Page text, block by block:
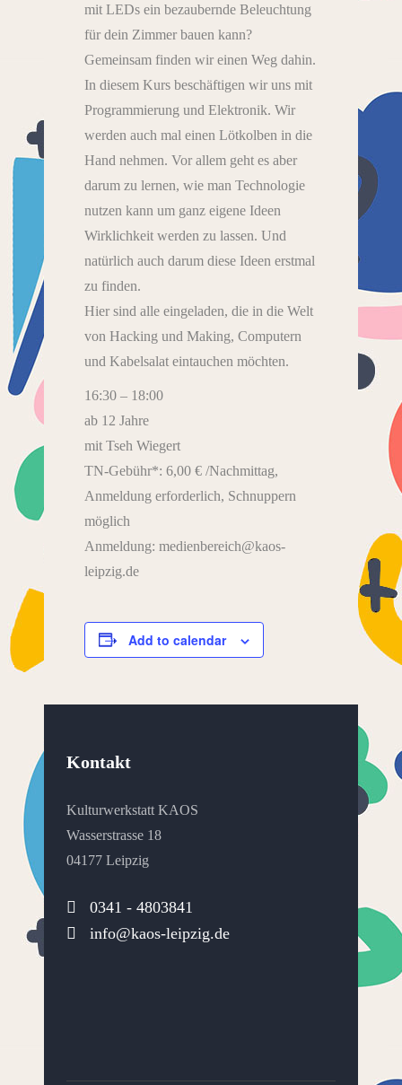
mit LEDs ein bezaubernde Beleuchtung
für dein Zimmer bauen kann?
Gemeinsam finden wir einen Weg dahin.
In diesem Kurs beschäftigen wir uns mit
Programmierung und Elektronik. Wir
werden auch mal einen Lötkolben in die
Hand nehmen. Vor allem geht es aber
darum zu lernen, wie man Technologie
nutzen kann um ganz eigene Ideen
Wirklichkeit werden zu lassen. Und
natürlich auch darum diese Ideen erstmal
zu finden.
Hier sind alle eingeladen, die in die Welt
von Hacking und Making, Computern
und Kabelsalat eintauchen möchten.
16:30 – 18:00
ab 12 Jahre
mit Tseh Wiegert
TN-Gebühr*: 6,00 € /Nachmittag,
Anmeldung erforderlich, Schnuppern
möglich
Anmeldung: medienbereich@kaos-
leipzig.de
Add to calendar
Kontakt
Kulturwerkstatt KAOS
Wasserstrasse 18
04177 Leipzig
0341 - 4803841
info@kaos-leipzig.de